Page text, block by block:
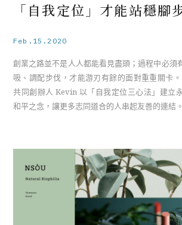
「自我定位」才能站穩腳
Feb.15.2020
創業之路並不是人人都能看見盡頭；過程中必須
吸、調配步伐，才能游刃有餘的面對重重關卡
共同創辦人 Kevin 以「自我定位三心法」建立
和平之念，讓更多志同道合的人串起友善的連結。